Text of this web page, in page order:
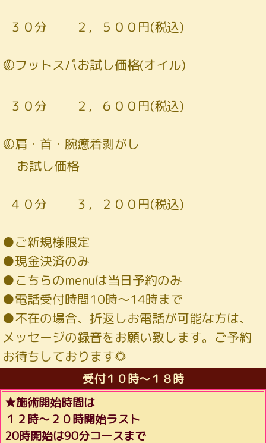
３０分 ２，５００円(税込)
🟡フットスパお試し価格(オイル)
３０分 ２，６００円(税込)
🟡肩・首・腕癒着剥がし
お試し価格
４０分 ３，２００円(税込)
●ご新規様限定
●現金決済のみ
●こちらのmenuは当日予約のみ
●電話受付時間10時～14時まで
●不在の場合、折返しお電話が可能な方は、
メッセージの録音をお願い致します。ご予約
お待ちしております🌻
受付１０時～１８時
★施術開始時間は
１２時～２０時開始ラスト
20時開始は90分コースまで